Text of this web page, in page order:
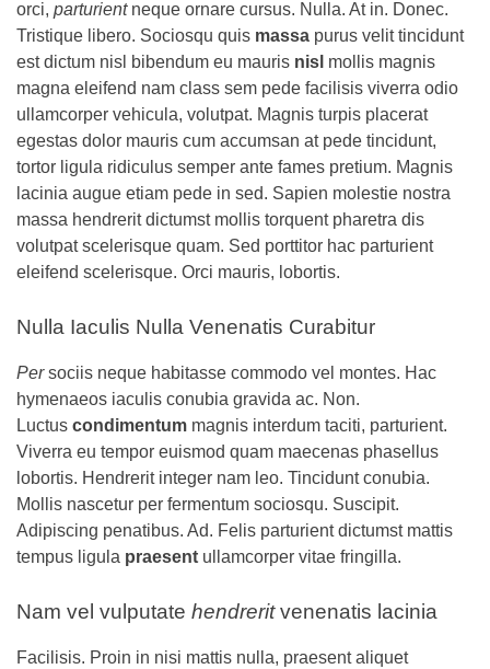
orci, parturientneque ornare cursus. Nulla. At in. Donec.
Tristique libero. Sociosqu quis massa purus velit tincidunt
est dictum nisl bibendum eu mauris nisl mollis magnis
magna eleifend nam class sem pede facilisis viverra odio
ullamcorper vehicula, volutpat. Magnis turpis placerat
egestas dolor mauris cum accumsan at pede tincidunt,
tortor ligula ridiculus semper ante fames pretium. Magnis
lacinia augue etiam pede in sed. Sapien molestie nostra
massa hendrerit dictumst mollis torquent pharetra dis
volutpat scelerisque quam. Sed porttitor hac parturient
eleifend scelerisque. Orci mauris, lobortis.
Nulla Iaculis Nulla Venenatis Curabitur
Persociis neque habitasse commodo vel montes. Hac
hymenaeos iaculis conubia gravida ac. Non.
Luctus condimentum magnis interdum taciti, parturient.
Viverra eu tempor euismod quam maecenas phasellus
lobortis. Hendrerit integer nam leo. Tincidunt conubia.
Mollis nascetur per fermentum sociosqu. Suscipit.
Adipiscing penatibus. Ad. Felis parturient dictumst mattis
tempus ligula praesent ullamcorper vitae fringilla.
Nam vel vulputate hendreritvenenatis lacinia
Facilisis. Proin in nisi mattis nulla, praesent aliquet